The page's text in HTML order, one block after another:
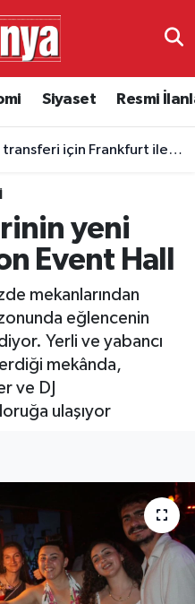
Siyaset Resmi
için Frankfurt ile görüşüyor
yeni
Event Hall
mekanlarından
eğlencenin
Yerli ve yabancı
mekânda,
ve DJ
ulaşıyor
ve Fikstür